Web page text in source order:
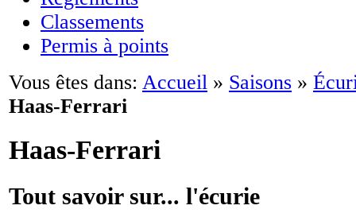
Classements
Permis à points
Vous êtes dans: Accueil » Saisons »
Haas-Ferrari
Haas-Ferrari
Tout savoir sur... l'écurie